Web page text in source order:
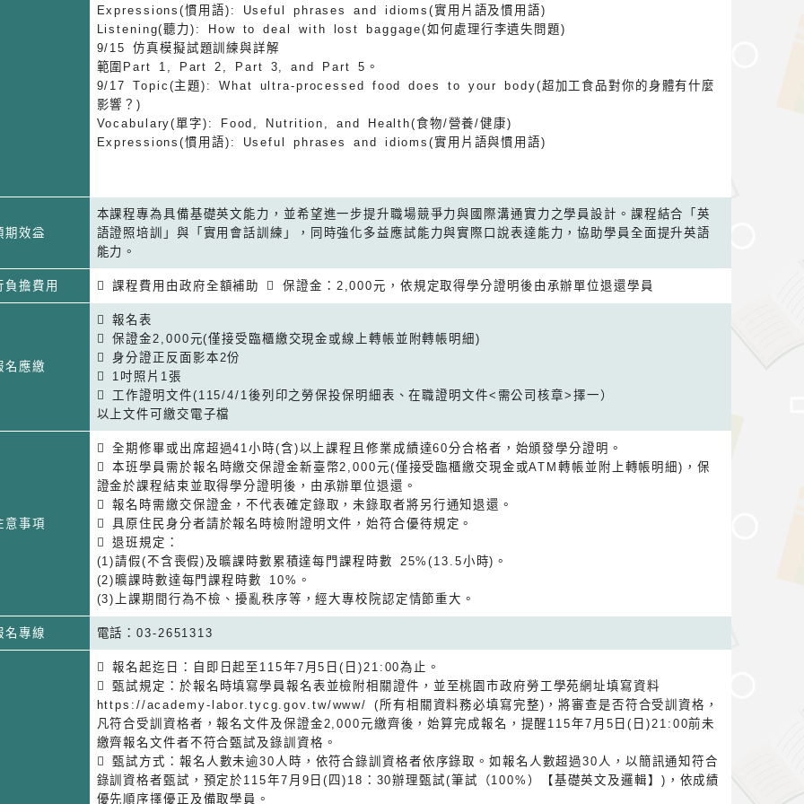
Expressions(慣用語): Useful phrases and idioms(實用片語及慣用語)
Listening(聽力): How to deal with lost baggage(如何處理行李遺失問題)
9/15 仿真模擬試題訓練與詳解
範圍Part 1, Part 2, Part 3, and Part 5。
9/17 Topic(主題): What ultra-processed food does to your body(超加工食品對你的身體有什麼
影響？)
Vocabulary(單字): Food, Nutrition, and Health(食物/營養/健康)
Expressions(慣用語): Useful phrases and idioms(實用片語與慣用語)
期效益
本課程專為具備基礎英文能力，並希望進一步提升職場競爭力與國際溝通實力之學員設計。課程結合「英
語證照培訓」與「實用會話訓練」，同時強化多益應試能力與實際口說表達能力，協助學員全面提升英語
能力。
負擔費用  課程費用由政府全額補助  保證金：2,000元，依規定取得學分證明後由承辦單位退還學員
名應繳
 報名表
 保證金2,000元(僅接受臨櫃繳交現金或線上轉帳並附轉帳明細)
 身分證正反面影本2份
 1吋照片1張
 工作證明文件(115/4/1後列印之勞保投保明細表、在職證明文件<需公司核章>擇一）
以上文件可繳交電子檔
意事項
 全期修畢或出席超過41小時(含)以上課程且修業成績達60分合格者，始頒發學分證明。
 本班學員需於報名時繳交保證金新臺幣2,000元(僅接受臨櫃繳交現金或ATM轉帳並附上轉帳明細)，保
證金於課程結束並取得學分證明後，由承辦單位退還。
 報名時需繳交保證金，不代表確定錄取，未錄取者將另行通知退還。
 具原住民身分者請於報名時檢附證明文件，始符合優待規定。
 退班規定：
(1)請假(不含喪假)及曠課時數累積達每門課程時數 25%(13.5小時)。
(2)曠課時數達每門課程時數 10%。
(3)上課期間行為不檢、擾亂秩序等，經大專校院認定情節重大。
名專線 電話：03-2651313
 報名起迄日：自即日起至115年7月5日(日)21:00為止。
 甄試規定：於報名時填寫學員報名表並檢附相關證件，並至桃園市政府勞工學苑網址填寫資料
https://academy-labor.tycg.gov.tw/www/ (所有相關資料務必填寫完整)，將審查是否符合受訓資格，
凡符合受訓資格者，報名文件及保證金2,000元繳齊後，始算完成報名，提醒115年7月5日(日)21:00前未
繳齊報名文件者不符合甄試及錄訓資格。
 甄試方式：報名人數未逾30人時，依符合錄訓資格者依序錄取。如報名人數超過30人，以簡訊通知符合
錄訓資格者甄試，預定於115年7月9日(四)18：30辦理甄試(筆試（100%）【基礎英文及邏輯】)，依成績
優先順序擇優正及備取學員。